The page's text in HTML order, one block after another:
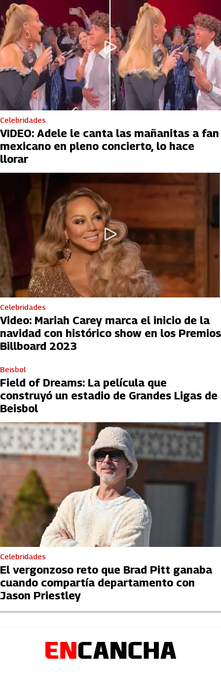
Celebridades
VIDEO: Adele le canta las mañanitas a fan
mexicano en pleno concierto, lo hace
llorar
Celebridades
Video: Mariah Carey marca el inicio de la
navidad con histórico show en los Premios
Billboard 2023
Beisbol
Field of Dreams: La película que
construyó un estadio de Grandes Ligas de
Beisbol
Celebridades
El vergonzoso reto que Brad Pitt ganaba
cuando compartía departamento con
Jason Priestley